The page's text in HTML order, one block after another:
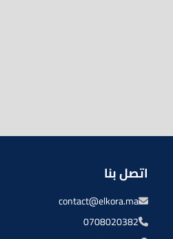
اتصل بنا
contact@elkora.ma
0708020382